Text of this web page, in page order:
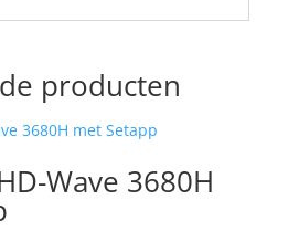
producten
Wave 3680H